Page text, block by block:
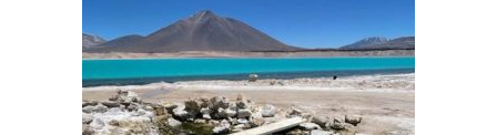
ECOLOGÍA Y SOCIO-ECOLOGÍA
Investiga la biodiversidad y dinámica ecológica para